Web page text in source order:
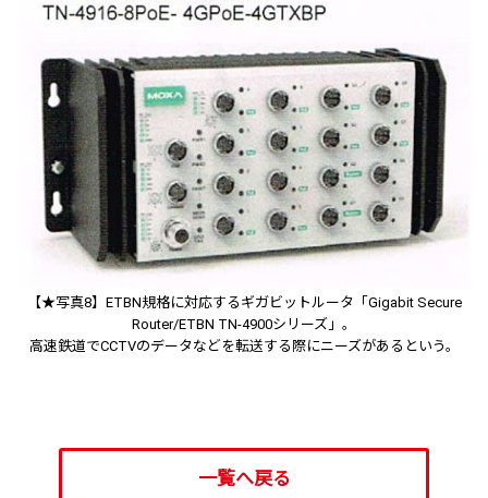
【★写真8】ETBN規格に対応するギガビットルータ「Gigabit Secure
Router/ETBN TN-4900シリーズ」。
高速鉄道でCCTVのデータなどを転送する際にニーズがあるという。
一覧へ戻る